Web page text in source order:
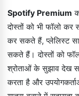
Spotify Premium
दोस्तों को भी फॉलो कर
कर सकते हैं, प्लेलिस्ट
सकते हैं। दोस्तों को
श्रोताओं के सुझाव देख
करता है और